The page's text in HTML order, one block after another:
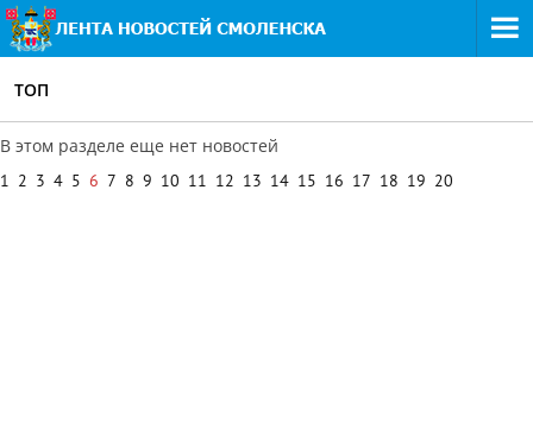
ТОП
В этом разделе еще нет новостей
1 2 3 4 5 6 7 8 9 10 11 12 13 14 15 16 17 18 19 20